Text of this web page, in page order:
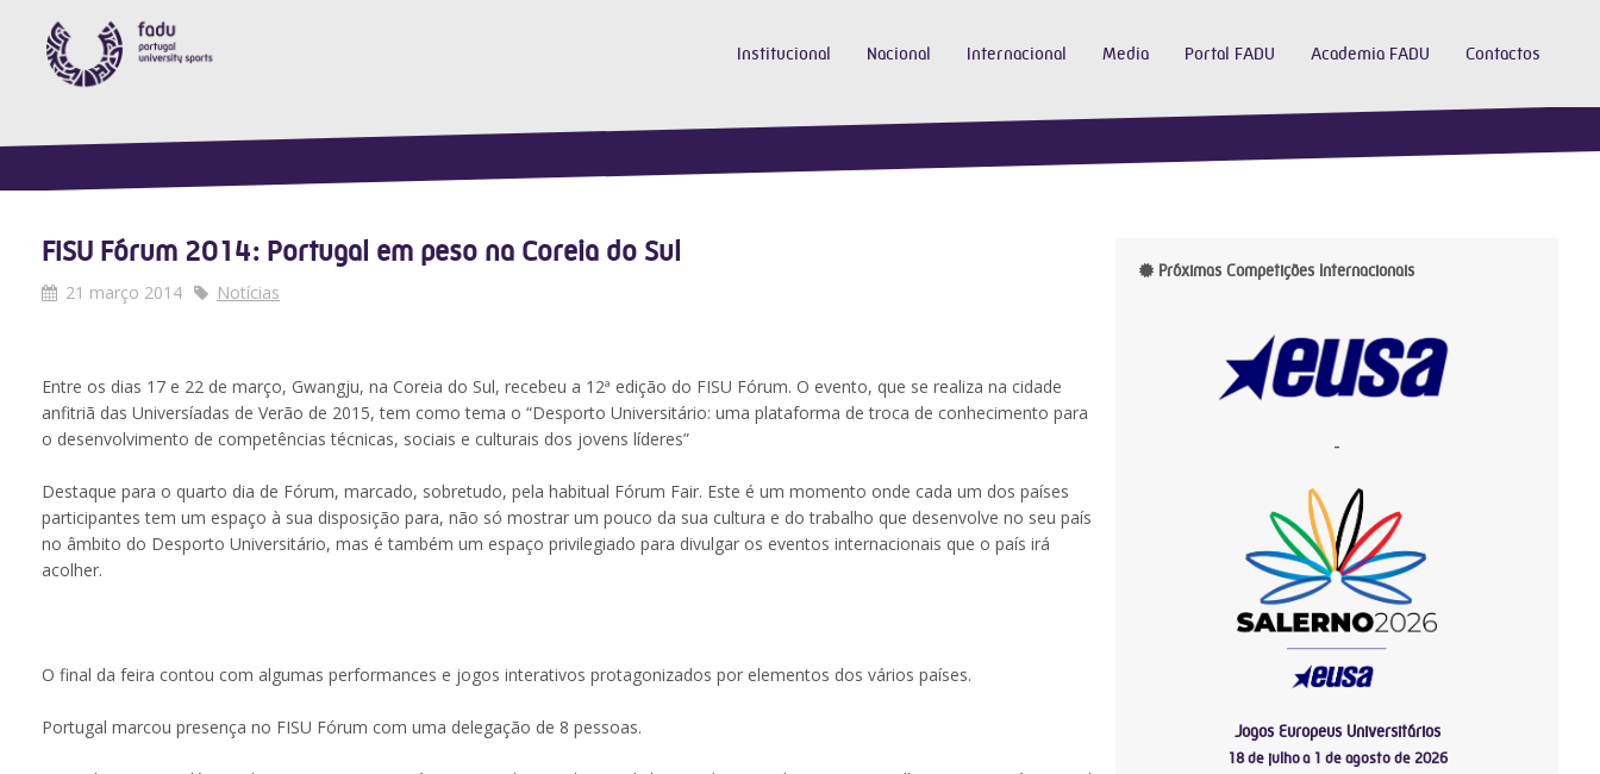
Institucional Nacional Internacional Media Portal FADU Academia FADU Contactos
FISU Fórum 2014: Portugal em peso na Coreia do Sul
21 março 2014 Notícias
Entre os dias 17 e 22 de março, Gwangju, na Coreia do Sul, recebeu a 12ª edição do FISU Fórum. O evento, que se realiza na cidade
anfitriã das Universíadas de Verão de 2015, tem como tema o “Desporto Universitário: uma plataforma de troca de conhecimento para
o desenvolvimento de competências técnicas, sociais e culturais dos jovens líderes”
Destaque para o quarto dia de Fórum, marcado, sobretudo, pela habitual Fórum Fair. Este é um momento onde cada um dos países
participantes tem um espaço à sua disposição para, não só mostrar um pouco da sua cultura e do trabalho que desenvolve no seu país
no âmbito do Desporto Universitário, mas é também um espaço privilegiado para divulgar os eventos internacionais que o país irá
acolher.
O final da feira contou com algumas performances e jogos interativos protagonizados por elementos dos vários países.
Portugal marcou presença no FISU Fórum com uma delegação de 8 pessoas.
Próximas Competições Internacionais
-
Jogos Europeus Universitários
18 de julho a 1 de agosto de 2026